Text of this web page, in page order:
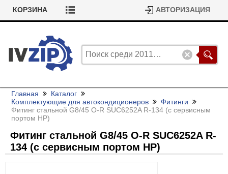
КОРЗИНА АВТОРИЗАЦИЯ
Главная
Каталог
Комплектующие для автокондиционеров
Фитинги
Фитинг стальной G8/45 O-R SUC6252A R-134 (с сервисным
портом HP)
Фитинг стальной G8/45 O-R SUC6252A R-
134 (с сервисным портом HP)